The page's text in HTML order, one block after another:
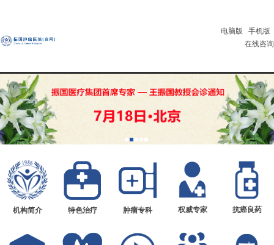
电脑版
手机版
在线咨询
机构简介 特色治疗 肿瘤专科 权威专家 抗癌良药